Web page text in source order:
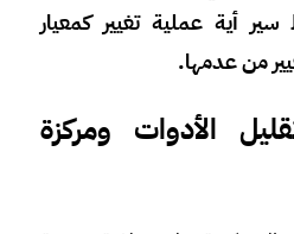
أية عملية تغيير كمعيار
من عدمها.
الأدوات ومركزة